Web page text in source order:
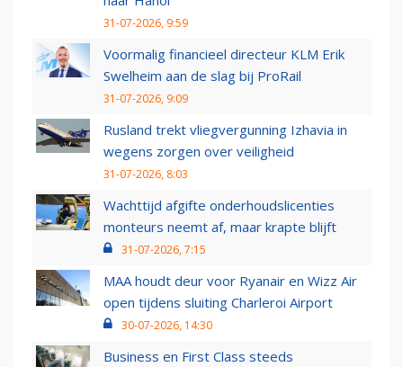
31-07-2026, 9:59
Voormalig financieel directeur KLM Erik
Swelheim aan de slag bij ProRail
31-07-2026, 9:09
Rusland trekt vliegvergunning Izhavia in
wegens zorgen over veiligheid
31-07-2026, 8:03
Wachttijd afgifte onderhoudslicenties
monteurs neemt af, maar krapte blijft
31-07-2026, 7:15
MAA houdt deur voor Ryanair en Wizz Air
open tijdens sluiting Charleroi Airport
30-07-2026, 14:30
Business en First Class steeds